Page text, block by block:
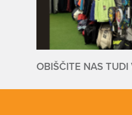
OBIŠČITE NAS